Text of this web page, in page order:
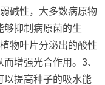
碱性，大多数病原物
够抑制病原菌的生
物叶片分泌出的酸性
增强光合作用。3、
以提高种子的吸水能